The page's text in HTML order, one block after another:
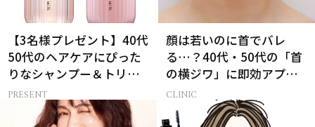
【3名様プレゼント】40代
50代のヘアケアにぴった
りなシャンプー＆トリー
トメントで、うねり悩み
に対処！
PRESENT
顔は若いのに首でバレ
る…？40代・50代の「首
の横ジワ」に即効アプロ
ーチする最新美容医療と
は
CLINIC